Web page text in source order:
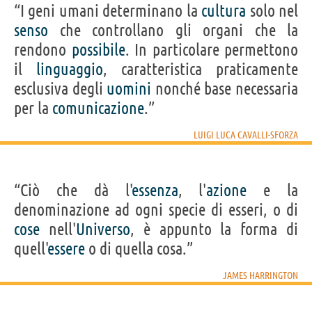
“I geni umani determinano la cultura solo nel
senso che controllano gli organi che la
rendono possibile. In particolare permettono
il linguaggio, caratteristica praticamente
esclusiva degli uomini nonché base necessaria
per la comunicazione.”
LUIGI LUCA CAVALLI-SFORZA
“Ciò che dà l'essenza, l'azione e la
denominazione ad ogni specie di esseri, o di
cose nell'Universo, è appunto la forma di
quell'essere o di quella cosa.”
JAMES HARRINGTON